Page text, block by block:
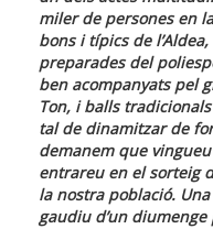
miler de persones en
bons i típics de
preparades del
ben acompanyats pel
Ton, i balls
tal de dinamitzar de
demanem que
entrareu en el sorteig
la nostra població.
gaudiu d’un